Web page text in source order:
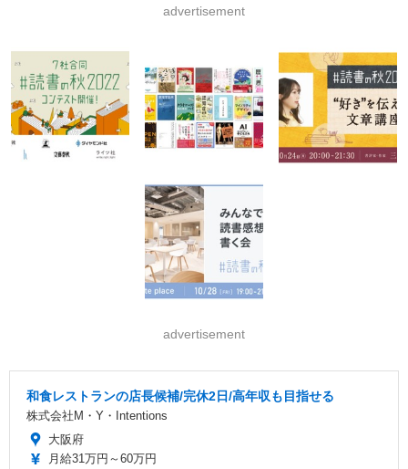
advertisement
advertisement
和食レストランの店長候補/完休2日/高年収も目指せる
株式会社M・Y・Intentions
大阪府
月給31万円～60万円